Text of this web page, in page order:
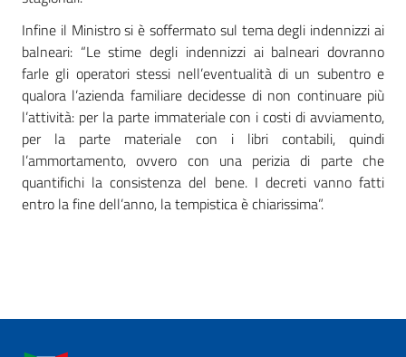
Infine il Ministro si è soffermato sul tema degli indennizzi ai
balneari: “Le stime degli indennizzi ai balneari dovranno
farle gli operatori stessi nell’eventualità di un subentro e
qualora l’azienda familiare decidesse di non continuare più
l’attività: per la parte immateriale con i costi di avviamento,
per la parte materiale con i libri contabili, quindi
l’ammortamento, ovvero con una perizia di parte che
quantifichi la consistenza del bene. I decreti vanno fatti
entro la fine dell’anno, la tempistica è chiarissima”.